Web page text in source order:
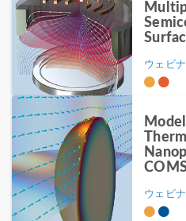
ウェビ
ウェビ